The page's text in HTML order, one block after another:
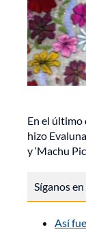
En el último
hizo
y ‘Machu
Síganos
Así